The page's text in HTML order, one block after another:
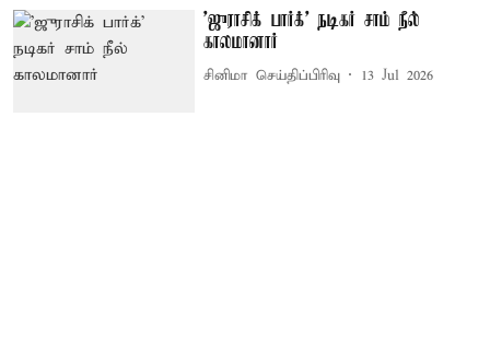
'ஜுராசிக் பார்க்' நடிகர் சாம் நீல்
காலமானார்
சினிமா செய்திப்பிரிவு 13 Jul 2026